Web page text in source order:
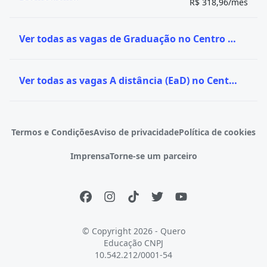
Curitiba
Universidade de Sorocaba (UNISO)
4
Sorocaba
Ver todas as vagas de Graduação no Centro Universitário UniFavip
Ver todas as vagas A distância (EaD) no Centro Universitário UniFavip
Termos e CondiçõesAviso de privacidadePolítica de cookies
ImprensaTorne-se um parceiro
© Copyright 2026 - Quero
Educação CNPJ
10.542.212/0001-54